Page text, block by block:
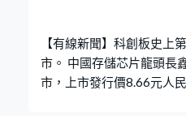
【有線新聞】科創板史上
市。 中國存儲芯片龍頭長
市，上市發行價8.66元人